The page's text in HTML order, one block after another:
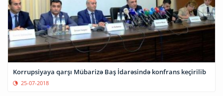
Korrupsiyaya qarşı Mübarizə Baş İdarəsində konfrans keçirilib
25-07-2018